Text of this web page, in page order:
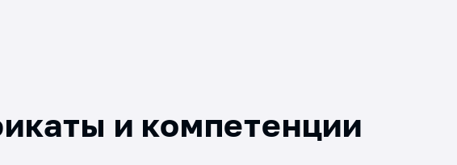
и компетенции